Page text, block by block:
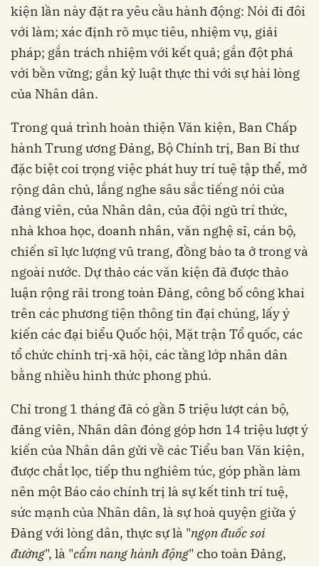
kiện lần này đặt ra yêu cầu hành động: Nói đi đôi
với làm; xác định rõ mục tiêu, nhiệm vụ, giải
pháp; gắn trách nhiệm với kết quả; gắn đột phá
với bền vững; gắn kỷ luật thực thi với sự hài lòng
của Nhân dân.
Trong quá trình hoàn thiện Văn kiện, Ban Chấp
hành Trung ương Đảng, Bộ Chính trị, Ban Bí thư
đặc biệt coi trọng việc phát huy trí tuệ tập thể, mở
rộng dân chủ, lắng nghe sâu sắc tiếng nói của
đảng viên, của Nhân dân, của đội ngũ trí thức,
nhà khoa học, doanh nhân, văn nghệ sĩ, cán bộ,
chiến sĩ lực lượng vũ trang, đồng bào ta ở trong và
ngoài nước. Dự thảo các văn kiện đã được thảo
luận rộng rãi trong toàn Đảng, công bố công khai
trên các phương tiện thông tin đại chúng, lấy ý
kiến các đại biểu Quốc hội, Mặt trận Tổ quốc, các
tổ chức chính trị-xã hội, các tầng lớp nhân dân
bằng nhiều hình thức phong phú.
Chỉ trong 1 tháng đã có gần 5 triệu lượt cán bộ,
đảng viên, Nhân dân đóng góp hơn 14 triệu lượt ý
kiến của Nhân dân gửi về các Tiểu ban Văn kiện,
được chắt lọc, tiếp thu nghiêm túc, góp phần làm
nên một Báo cáo chính trị là sự kết tinh trí tuệ,
sức mạnh của Nhân dân, là sự hoà quyện giữa ý
Đảng với lòng dân, thực sự là "ngọn đuốc soi
đường", là "cẩm nang hành động" cho toàn Đảng,